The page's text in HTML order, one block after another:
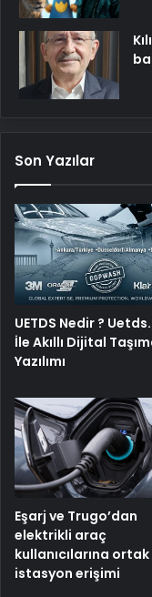
Son Yazılar
UETDS Nedir ?
İle Akıllı Dijital
Yazılımı
Eşarj ve Trugo’dan
elektrikli araç
kullanıcılarına ortak
istasyon erişimi